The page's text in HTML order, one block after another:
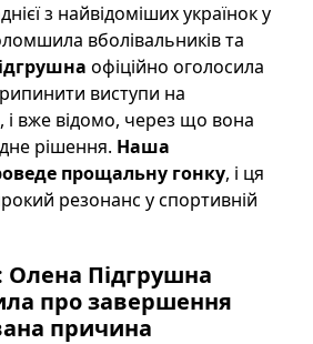
з найвідоміших українок у
вболівальників та
офіційно оголосила
виступи на
і вже відомо, через що вона
рішення. Наша
прощальну гонку, і ця
резонанс у спортивній
Олена Підгрушна
про завершення
причина